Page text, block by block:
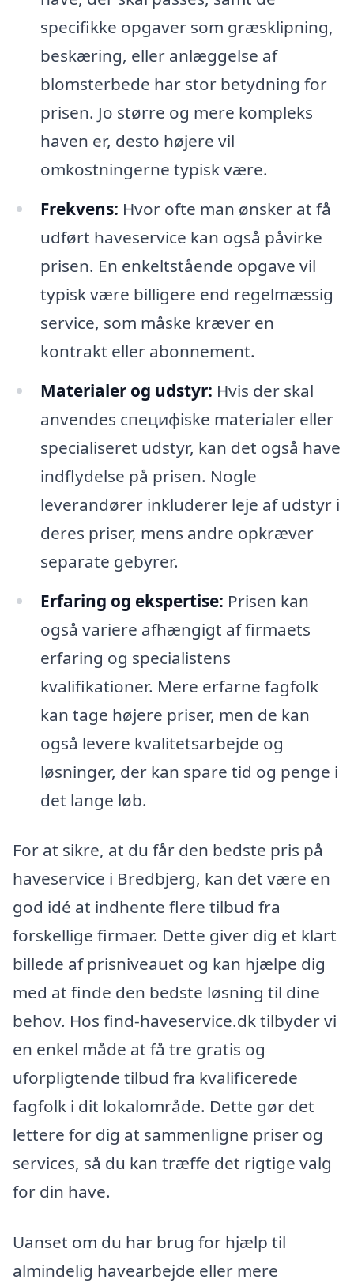
specifikke opgaver som græsklipning,
beskæring, eller anlæggelse af
blomsterbede har stor betydning for
prisen. Jo større og mere kompleks
haven er, desto højere vil
omkostningerne typisk være.
Frekvens: Hvor ofte man ønsker at få
udført haveservice kan også påvirke
prisen. En enkeltstående opgave vil
typisk være billigere end regelmæssig
service, som måske kræver en
kontrakt eller abonnement.
Materialer og udstyr: Hvis der skal
anvendes специфiske materialer eller
specialiseret udstyr, kan det også have
indflydelse på prisen. Nogle
leverandører inkluderer leje af udstyr i
deres priser, mens andre opkræver
separate gebyrer.
Erfaring og ekspertise: Prisen kan
også variere afhængigt af firmaets
erfaring og specialistens
kvalifikationer. Mere erfarne fagfolk
kan tage højere priser, men de kan
også levere kvalitetsarbejde og
løsninger, der kan spare tid og penge i
det lange løb.
For at sikre, at du får den bedste pris på
haveservice i Bredbjerg, kan det være en
god idé at indhente flere tilbud fra
forskellige firmaer. Dette giver dig et klart
billede af prisniveauet og kan hjælpe dig
med at finde den bedste løsning til dine
behov. Hos find-haveservice.dk tilbyder vi
en enkel måde at få tre gratis og
uforpligtende tilbud fra kvalificerede
fagfolk i dit lokalområde. Dette gør det
lettere for dig at sammenligne priser og
services, så du kan træffe det rigtige valg
for din have.
Uanset om du har brug for hjælp til
almindelig havearbejde eller mere